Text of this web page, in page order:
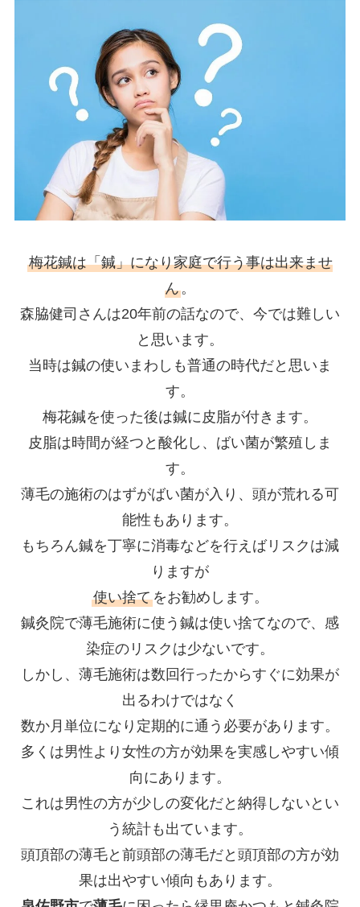
梅花鍼は「鍼」になり家庭で行う事は出来ませ
ん 。
森脇健司さんは20年前の話なので、今では難しい
と思います。
当時は鍼の使いまわしも普通の時代だと思いま
す。
梅花鍼を使った後は鍼に皮脂が付きます。
皮脂は時間が経つと酸化し、ばい菌が繁殖しま
す。
薄毛の施術のはずがばい菌が入り、頭が荒れる可
能性もあります。
もちろん鍼を丁寧に消毒などを行えばリスクは減
りますが
使い捨て をお勧めします。
鍼灸院で薄毛施術に使う鍼は使い捨てなので、感
染症のリスクは少ないです。
しかし、薄毛施術は数回行ったからすぐに効果が
出るわけではなく
数か月単位になり定期的に通う必要があります。
多くは男性より女性の方が効果を実感しやすい傾
向にあります。
これは男性の方が少しの変化だと納得しないとい
う統計も出ています。
頭頂部の薄毛と前頭部の薄毛だと頭頂部の方が効
果は出やすい傾向もあります。